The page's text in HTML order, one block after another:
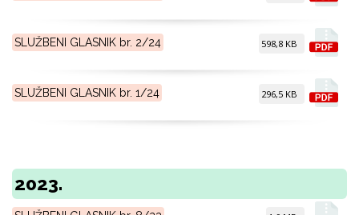
SLUŽBENI GLASNIK br. 2/24 598,8 KB
SLUŽBENI GLASNIK br. 1/24 296,5 KB
2023.